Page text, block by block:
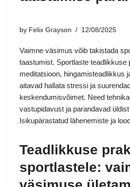
by Felix Grayson 12/08/2025
Vaimne väsimus võib takistada
taastumist. Sportlaste teadlikkuse
meditatsioon, hingamisteadlikkus
aitavad hallata stressi ja
keskendumisvõimet. Need
vastupidavust ja parandavad üldist
Isikupärastatud lähenemiste ja
Teadlikkuse
sportlastele: